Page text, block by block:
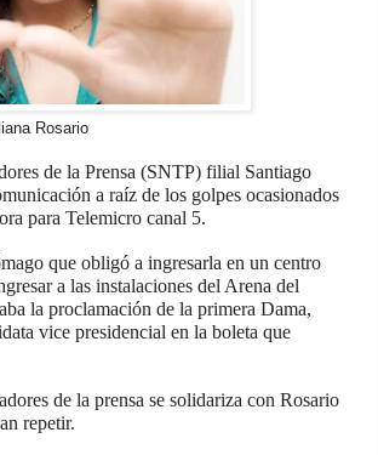
Rosario
de la Prensa (SNTP) filial Santiago
a raíz de los golpes ocasionados
para Telemicro canal 5.
que obligó a ingresarla en un centro
a las instalaciones del Arena del
la proclamación de la primera Dama,
vice presidencial en la boleta que
de la prensa se solidariza con Rosario
repetir.